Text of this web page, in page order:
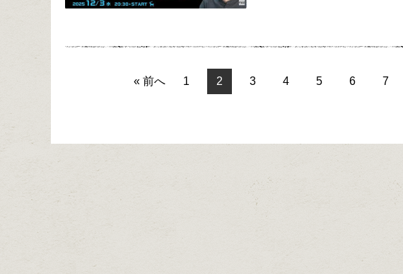
« 前へ 1 2 3 4 5 6 7